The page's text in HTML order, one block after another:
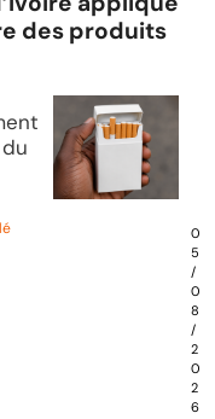
des produits
0
5
/
0
8
/
2
0
2
6